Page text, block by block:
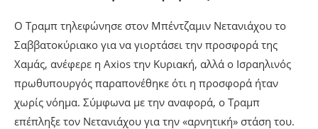
Ο Τραμπ τηλεφώνησε στον Μπέντζαμιν Νετανιάχου το
Σαββατοκύριακο για να γιορτάσει την προσφορά της
Χαμάς, ανέφερε η Axios την Κυριακή, αλλά ο Ισραηλινός
πρωθυπουργός παραπονέθηκε ότι η προσφορά ήταν
χωρίς νόημα. Σύμφωνα με την αναφορά, ο Τραμπ
επέπληξε τον Νετανιάχου για την «αρνητική» στάση του.